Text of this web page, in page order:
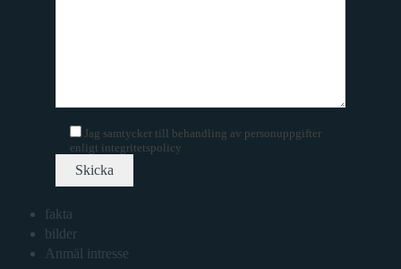
Jag samtycker till behandling av personuppgifter
enligt integritetspolicy
fakta
bilder
Anmäl intresse